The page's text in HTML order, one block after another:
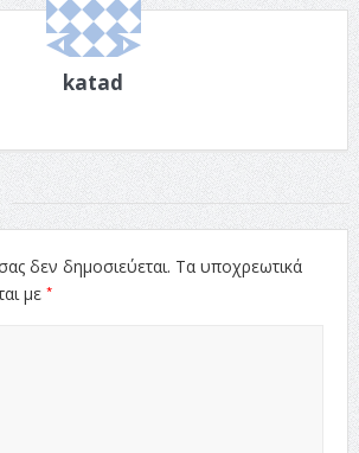
katad
δεν δημοσιεύεται. Τα υποχρεωτικά
με *